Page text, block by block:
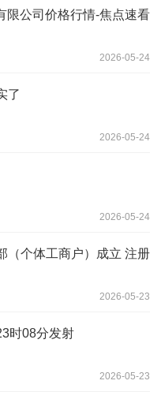
限公司价格行情-焦点速看
2026-05-24
了
2026-05-24
2026-05-24
（个体工商户）成立 注册
2026-05-23
时08分发射
2026-05-23